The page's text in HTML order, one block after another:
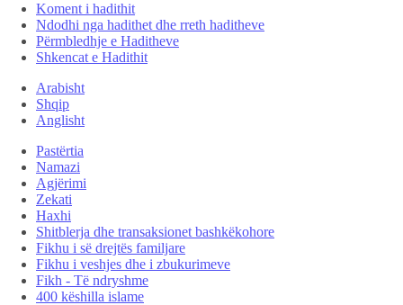
Koment i hadithit
Ndodhi nga hadithet dhe rreth haditheve
Përmbledhje e Haditheve
Shkencat e Hadithit
Arabisht
Shqip
Anglisht
Pastërtia
Namazi
Agjërimi
Zekati
Haxhi
Shitblerja dhe transaksionet bashkëkohore
Fikhu i së drejtës familjare
Fikhu i veshjes dhe i zbukurimeve
Fikh - Të ndryshme
400 këshilla islame